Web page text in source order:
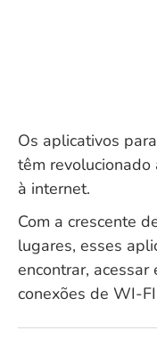
Os aplicativos
têm revolucionado
à internet.
Com a crescente
lugares, esses
encontrar,
conexões de WI-